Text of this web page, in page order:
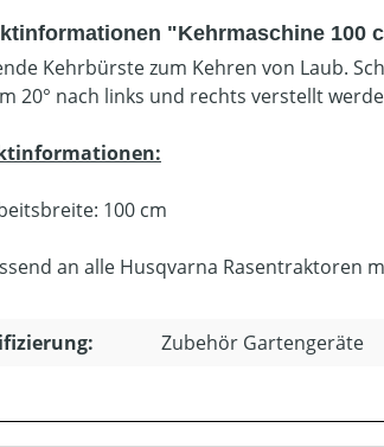
"Kehrmaschine 100
Kehrbürste zum Kehren von Laub.
20° nach links und rechts verstellt
100 cm
an alle Husqvarna Rasentraktoren
Zubehör Gartengeräte